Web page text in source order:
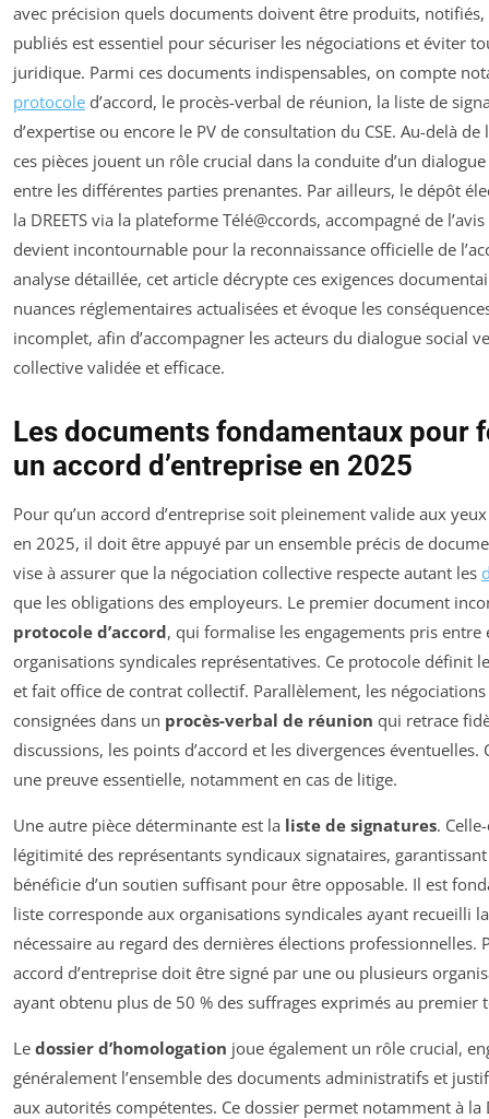
avec précision quels documents doivent être produits, notifiés,
publiés est essentiel pour sécuriser les négociations et éviter
juridique. Parmi ces documents indispensables, on compte
protocole d’accord, le procès-verbal de réunion, la liste de
d’expertise ou encore le PV de consultation du CSE. Au-delà
ces pièces jouent un rôle crucial dans la conduite d’un
entre les différentes parties prenantes. Par ailleurs, le dépôt
la DREETS via la plateforme Télé@ccords, accompagné de l’avis
devient incontournable pour la reconnaissance officielle de
analyse détaillée, cet article décrypte ces exigences
nuances réglementaires actualisées et évoque les
incomplet, afin d’accompagner les acteurs du dialogue social
collective validée et efficace.
Les documents fondamentaux pour
un accord d’entreprise en 2025
Pour qu’un accord d’entreprise soit pleinement valide aux
en 2025, il doit être appuyé par un ensemble précis de
vise à assurer que la négociation collective respecte autant les
que les obligations des employeurs. Le premier document
protocole d’accord, qui formalise les engagements pris
organisations syndicales représentatives. Ce protocole définit
et fait office de contrat collectif. Parallèlement, les
consignées dans un procès-verbal de réunion qui retrace
discussions, les points d’accord et les divergences éventuelles.
une preuve essentielle, notamment en cas de litige.
Une autre pièce déterminante est la liste de signatures.
légitimité des représentants syndicaux signataires, garantissant
bénéficie d’un soutien suffisant pour être opposable. Il est
liste corresponde aux organisations syndicales ayant recueilli
nécessaire au regard des dernières élections professionnelles.
accord d’entreprise doit être signé par une ou plusieurs
ayant obtenu plus de 50 % des suffrages exprimés au premier
Le dossier d’homologation joue également un rôle crucial,
généralement l’ensemble des documents administratifs et
aux autorités compétentes. Ce dossier permet notamment à la